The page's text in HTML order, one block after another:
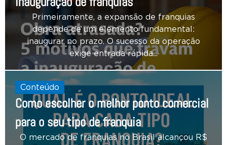
Primeiramente, a expansão de franquias
depende de um elemento fundamental:
inaugurar no prazo. O sucesso da operação
exige entrada rápida...
Conteúdo
Como escolher o melhor ponto comercial
para o seu tipo de franquia
O mercado de franquias no Brasil alcançou R$